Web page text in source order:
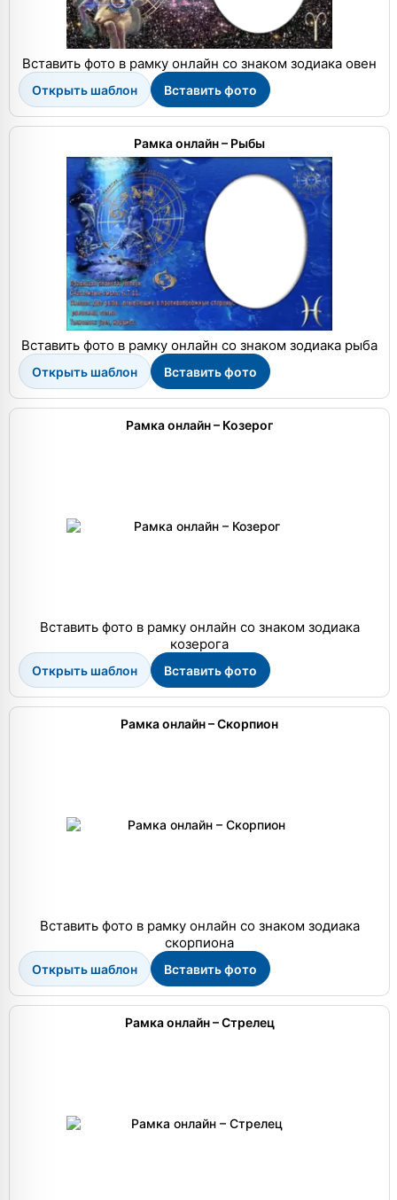
Вставить фото в рамку онлайн со знаком зодиака овен
Открыть шаблон Вставить фото
Рамка онлайн – Рыбы
Вставить фото в рамку онлайн со знаком зодиака рыба
Открыть шаблон Вставить фото
Рамка онлайн – Козерог
Вставить фото в рамку онлайн со знаком зодиака
козерога
Открыть шаблон Вставить фото
Рамка онлайн – Скорпион
Вставить фото в рамку онлайн со знаком зодиака
скорпиона
Открыть шаблон Вставить фото
Рамка онлайн – Стрелец